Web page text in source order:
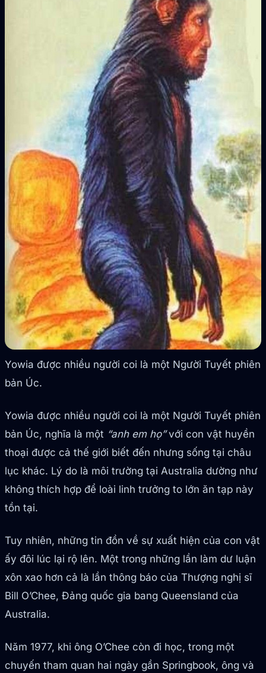
Yowia được nhiều người coi là một Người Tuyết phiên
bản Úc.
Yowia được nhiều người coi là một Người Tuyết phiên
bản Úc, nghĩa là một “anh em họ”với con vật huyền
thoại được cả thế giới biết đến nhưng sống tại châu
lục khác. Lý do là môi trường tại Australia dường như
không thích hợp để loài linh trưởng to lớn ăn tạp này
tồn tại.
Tuy nhiên, những tin đồn về sự xuất hiện của con vật
ấy đôi lúc lại rộ lên. Một trong những lần làm dư luận
xôn xao hơn cả là lần thông báo của Thượng nghị sĩ
Bill O’Chee, Đảng quốc gia bang Queensland của
Australia.
Năm 1977, khi ông O’Chee còn đi học, trong một
chuyến tham quan hai ngày gần Springbook, ông và